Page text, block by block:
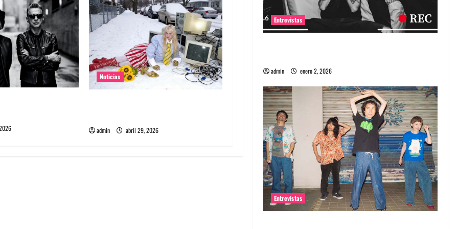
Noticias
admin abril 29, 2026
Entrevistas
admin enero 2, 2026
Entrevistas